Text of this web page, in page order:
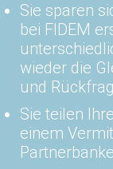
Sie sparen
bei FIDEM
wieder die
und
Sie teilen
einem